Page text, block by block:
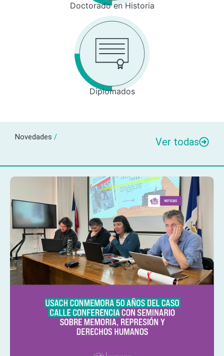
Doctorado en Historia
Diplomados
Novedades / Ver todas